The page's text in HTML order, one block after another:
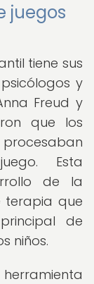
juegos
tiene sus
y
Freud y
que los
Esta
de la
terapia que
de
niños.